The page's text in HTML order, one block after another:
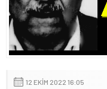
12 EKIM 2022 16:05